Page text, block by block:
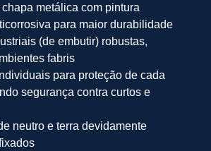
metálica com pintura
para maior durabilidade
(de embutir) robustas,
fabris
para proteção de cada
segurança contra curtos e
neutro e terra devidamente